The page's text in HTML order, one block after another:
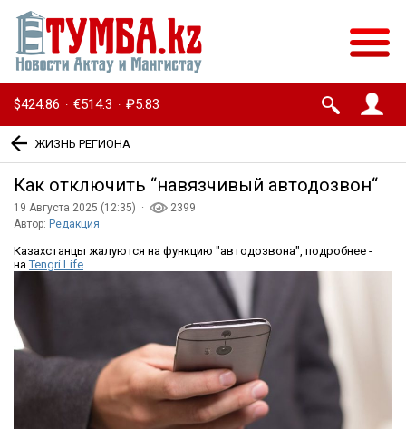
$424.86 · €514.3 · ₽5.83
ЖИЗНЬ РЕГИОНА
Как отключить “навязчивый автодозвон“
19 Августа 2025 (12:35) ·
2399
Автор: Редакция
Казахстанцы жалуются на функцию "автодозвона", подробнее -
наTengri Life.